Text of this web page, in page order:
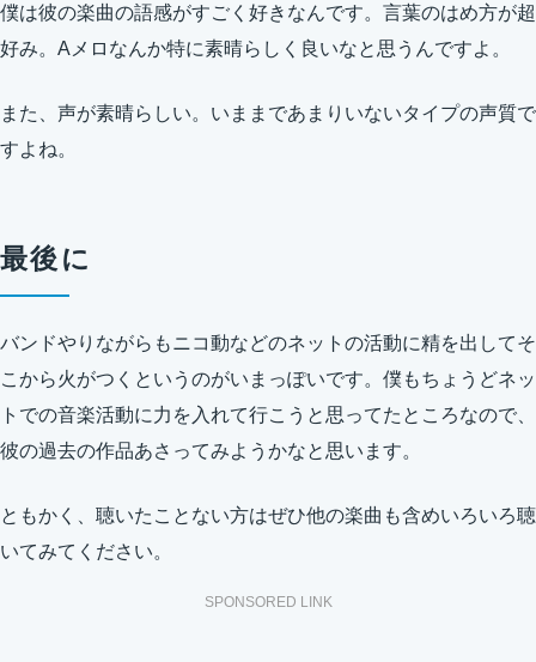
僕は彼の楽曲の語感がすごく好きなんです。言葉のはめ方が超
好み。Aメロなんか特に素晴らしく良いなと思うんですよ。
また、声が素晴らしい。いままであまりいないタイプの声質で
すよね。
最後に
バンドやりながらもニコ動などのネットの活動に精を出してそ
こから火がつくというのがいまっぽいです。僕もちょうどネッ
トでの音楽活動に力を入れて行こうと思ってたところなので、
彼の過去の作品あさってみようかなと思います。
ともかく、聴いたことない方はぜひ他の楽曲も含めいろいろ聴
いてみてください。
SPONSORED LINK